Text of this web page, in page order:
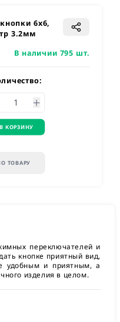
6х6,
3.2мм
В наличии 795 шт.
В КОРЗИНУ
ТОВАРУ
переключателей и
кнопке приятный вид,
удобным и приятным, а
изделия в целом.